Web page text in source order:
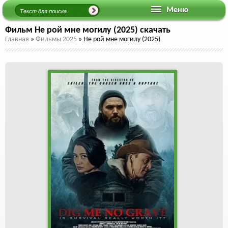
Меню
Фильм Не рой мне могилу (2025) скачать
Главная » Фильмы 2025 » Не рой мне могилу (2025)